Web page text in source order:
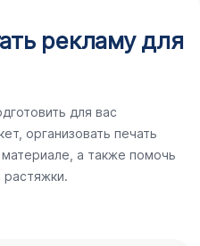
рекламу для
для вас
организовать печать
а также помочь